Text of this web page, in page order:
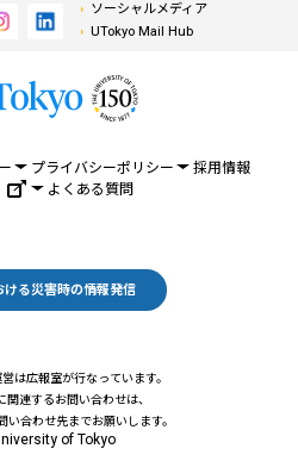
ソーシャルメディア
UTokyo Mail Hub
プライバシーポリシー
採用情報
よくある質問
ける災害時の情報発信
は広報室が行なっています。
関連するお問い合わせは、
い合わせ先までお願いします。
of Tokyo